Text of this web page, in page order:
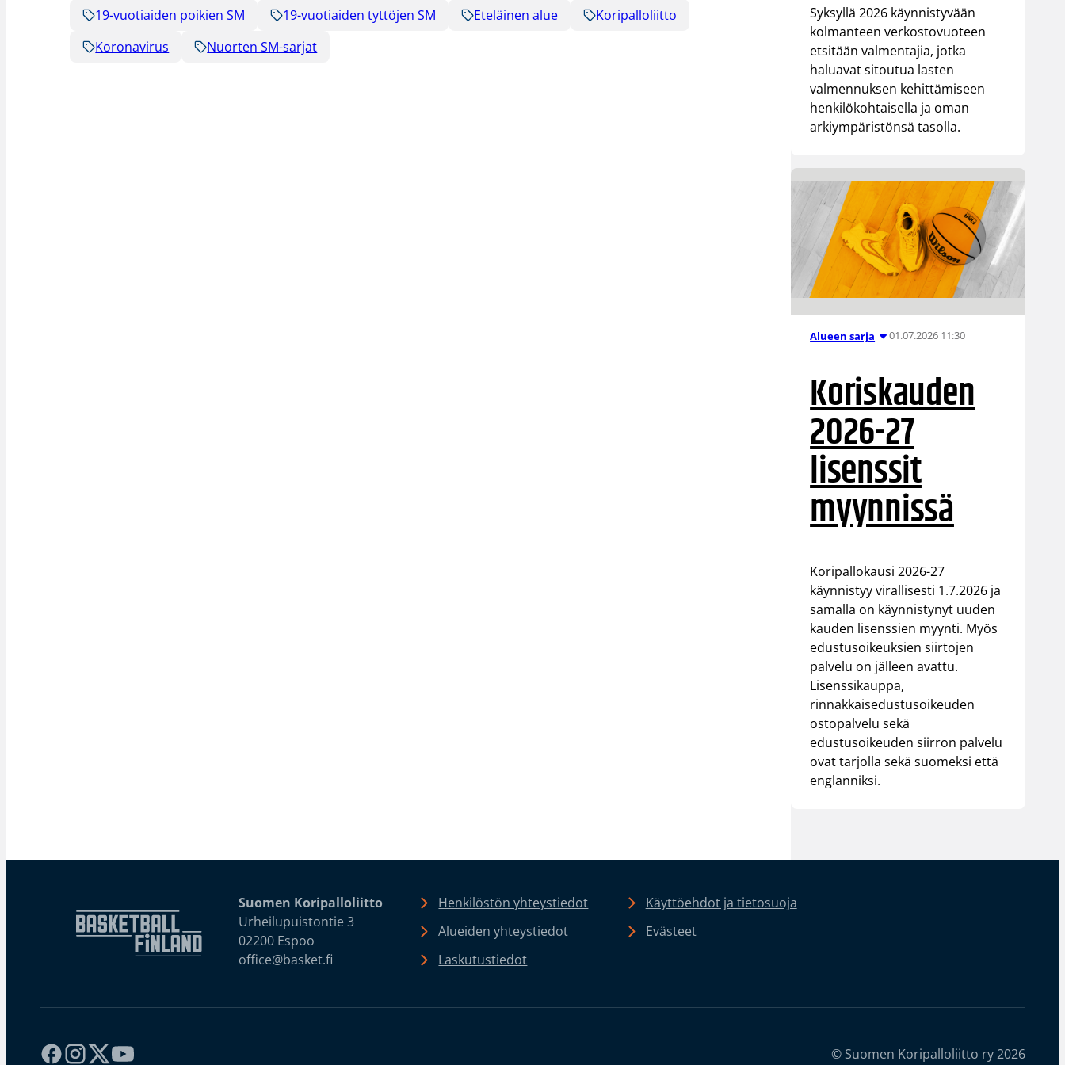
19-vuotiaiden poikien SM
19-vuotiaiden tyttöjen SM Eteläinen alue
Koripalloliitto
Koronavirus
Nuorten SM-sarjat
Syksyllä 2026 käynnistyvään
kolmanteen verkostovuoteen
etsitään valmentajia, jotka
haluavat sitoutua lasten
valmennuksen kehittämiseen
henkilökohtaisella ja oman
arkiympäristönsä tasolla.
Alueen sarja 01.07.2026 11:30
Koriskauden
2026-27
lisenssit
myynnissä
Koripallokausi 2026-27
käynnistyy virallisesti 1.7.2026 ja
samalla on käynnistynyt uuden
kauden lisenssien myynti. Myös
edustusoikeuksien siirtojen
palvelu on jälleen avattu.
Lisenssikauppa,
rinnakkaisedustusoikeuden
ostopalvelu sekä
edustusoikeuden siirron palvelu
ovat tarjolla sekä suomeksi että
englanniksi.
Suomen Koripalloliitto
Urheilupuistontie 3
02200 Espoo
office@basket.fi
Henkilöstön yhteystiedot
Alueiden yhteystiedot
Laskutustiedot
Käyttöehdot ja tietosuoja
Evästeet
© Suomen Koripalloliitto ry 2026